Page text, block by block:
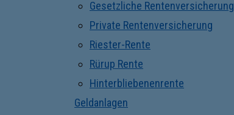
Gesetzliche Rentenversicherung
Private Rentenversicherung
Riester-Rente
Rürup Rente
Hinterbliebenenrente
Geldanlagen